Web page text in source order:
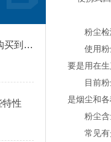
VOC检测仪选择技巧，如何购买到高质量仪器？
性
粉尘检
使用粉尘
要是用在
目前粉尘
是烟尘和
粉尘含
常见有光